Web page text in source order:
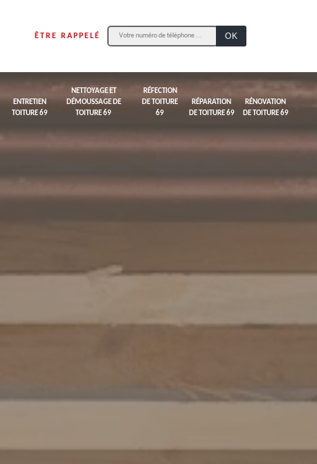
ÊTRE RAPPELÉ
ENTRETIEN
TOITURE 69
NETTOYAGE ET
DÉMOUSSAGE DE
TOITURE 69
RÉFECTION
DE TOITURE
69
RÉPARATION
DE TOITURE 69
RÉNOVATION
DE TOITURE 69